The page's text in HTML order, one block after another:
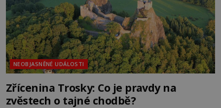
NEOBJASNĚNÉ UDÁLOSTI
Zřícenina Trosky: Co je pravdy na
zvěstech o tajné chodbě?